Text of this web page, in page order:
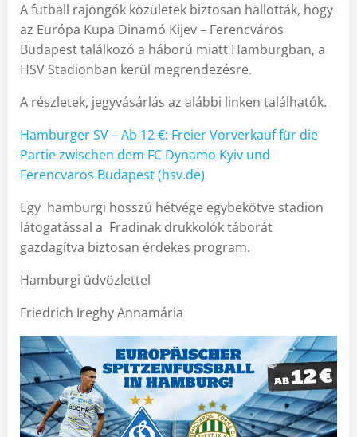
A futball rajongók közületek biztosan hallották, hogy
az Európa Kupa Dinamó Kijev – Ferencváros
Budapest találkozó a háború miatt Hamburgban, a
HSV Stadionban kerül megrendezésre.
A részletek, jegyvásárlás az alábbi linken találhatók.
Hamburger SV – Ab 12 €: Freier Vorverkauf für die
Partie zwischen dem FC Dynamo Kyiv und
Ferencvaros Budapest (hsv.de)
Egy hamburgi hosszú hétvége egybekötve stadion
látogatással a Fradinak drukkolók táborát
gazdagítva biztosan érdekes program.
Hamburgi üdvözlettel
Friedrich Ireghy Annamária